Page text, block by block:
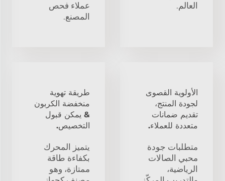
العالم.
عملاء فحص
المصنع.
الأولوية القصوى
لجودة المنتج،
تقديم ضمانات
متعددة للعملاء.
متطلبات جودة
محبي الصالات
الرياضية،
طريقة تهوية
منخفضة الكربون
& يمكن قبول
التخصيص.
يتميز المحرك
بكفاءة طاقة
ممتازة، وهو